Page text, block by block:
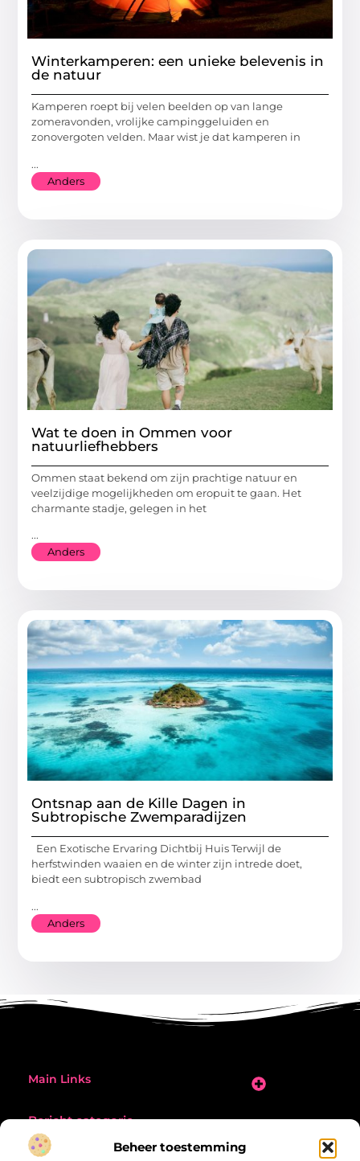
Beheer toestemming
Winterkamperen: een unieke belevenis in
de natuur
Kamperen roept bij velen beelden op van lange
zomeravonden, vrolijke campinggeluiden en
zonovergoten velden. Maar wist je dat kamperen in
...
Anders
Wat te doen in Ommen voor
natuurliefhebbers
Ommen staat bekend om zijn prachtige natuur en
veelzijdige mogelijkheden om eropuit te gaan. Het
charmante stadje, gelegen in het
...
Anders
Ontsnap aan de Kille Dagen in
Subtropische Zwemparadijzen
Een Exotische Ervaring Dichtbij Huis Terwijl de
herfstwinden waaien en de winter zijn intrede doet,
biedt een subtropisch zwembad
...
Anders
Main Links
Bericht categorie